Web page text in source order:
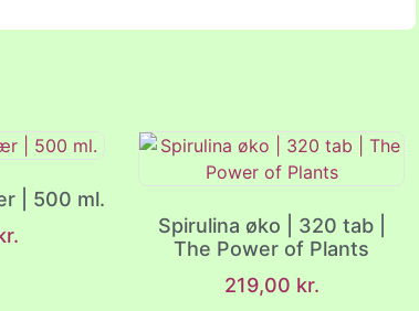
| 500 ml.
Spirulina øko | 320 tab |
The Power of Plants
219,00 kr.